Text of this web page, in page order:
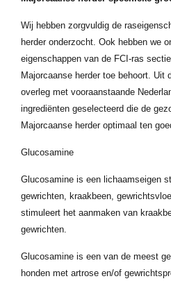
Wij hebben zorgvuldig de
herder onderzocht. Ook hebben we
eigenschappen van de FCI-ras
Majorcaanse herder toe behoort. Uit
overleg met vooraanstaande
ingrediënten geselecteerd die de
Majorcaanse herder optimaal ten
Glucosamine
Glucosamine is een lichaamseigen
gewrichten, kraakbeen,
stimuleert het aanmaken van
gewrichten.
Glucosamine is een van de meest
honden met artrose en/of